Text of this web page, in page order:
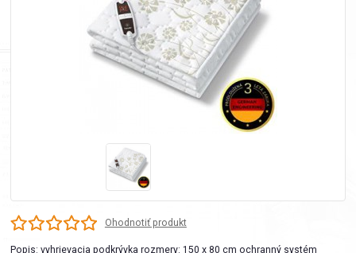
Ohodnotiť produkt
Popis: vyhrievacia podkrývka rozmery: 150 x 80 cm ochranný systém